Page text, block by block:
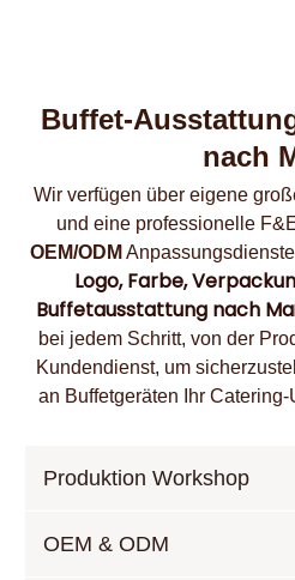
Buffet-
nach
Wir verfügen über eigene
und eine professionelle
OEM/ODM
Logo, Farbe,
Buffetausstattung nach
bei jedem Schritt, von der
Kundendienst, um
an Buffetgeräten Ihr
Produktion Workshop
OEM & ODM